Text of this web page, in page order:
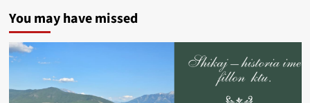
You may have missed